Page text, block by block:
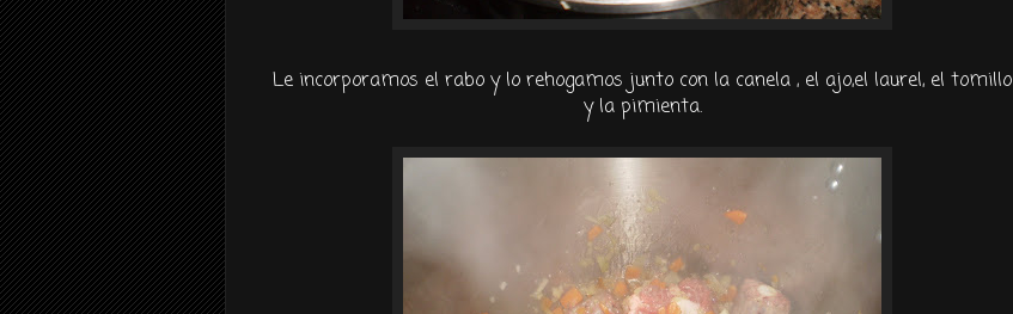
Le incorporamos el rabo y lo rehogamos junto con la canela , el ajo,el laurel, el tomillo
y la pimienta.